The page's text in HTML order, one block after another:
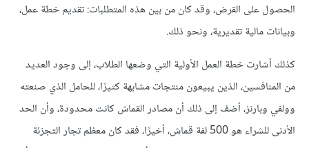
الحصول على القرض، وقد كان من بين هذه المتطلبات: تقديم خطة عمل،
وبيانات مالية تقديرية، ونحو ذلك.
كذلك أشارت خطة العمل الأولية التي وضعها الطلاب، إلى وجود العديد
من المنافسين، الذين يبيعون منتجات مشابهة كثيرًا، للحامل الذي صنعته
وولفي وبارنز، أضف إلى ذلك أن مصادر القماش كانت محدودة، وأن الحد
الأدنى للشراء هو 500 لفة قماش، أخيرًا، فقد كان معظم تجار التجزئة